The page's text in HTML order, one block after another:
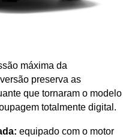
máxima da
preserva as
que tornaram o modelo
totalmente digital.